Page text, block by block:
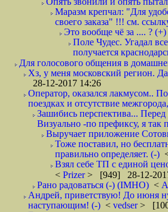
Маразм крепчал: "Для
своего заказа" !!! см.
Это вообще чё за .... ? (+)
Поле Чудес. Угадал
получается
Для голосового общения в
Хз, у меня московский регион.
28-12-2017 14:26
Оператор, оказался лакмусом..
поездках и отсутствие
Зашибись перспектива...
Визуально -по префиксу, я
Выручает приложение
Тоже поставил, но
правильно определяет. (-)
Взял себе ТП с единой
< Prizer> [949] 28-12-
Рано радоваться (-) (IMHO) <
Андрей, приветствую! До июня
наступающим! (-) < vedser>